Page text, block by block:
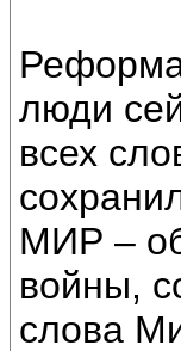
люди
всех
МИР –
войны,
слова